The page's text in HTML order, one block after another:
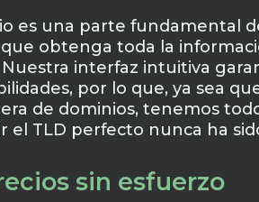
es una parte fundamental
obtenga toda la
interfaz intuitiva
por lo que, ya sea
de dominios, tenemos
el TLD perfecto nunca ha
sin esfuerzo